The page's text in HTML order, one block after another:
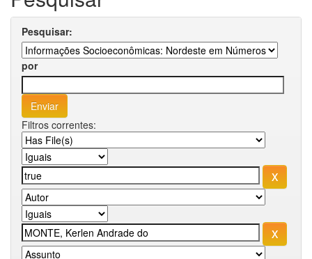
Pesquisar:
por
Filtros correntes: